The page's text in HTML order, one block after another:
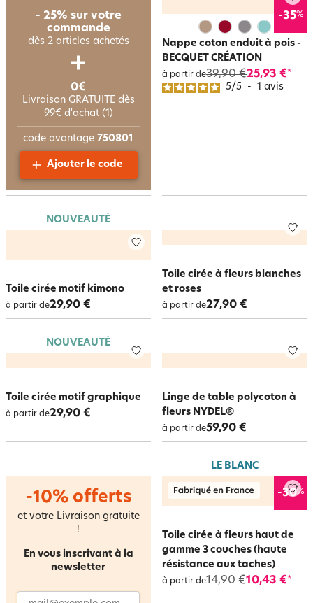
-35%
Nappe coton enduit à pois -
BECQUET CRÉATION
à partir de39,90 €25,93 €*
5/5 - 1 avis
NOUVEAUTÉ
Toile cirée motif kimono
à partir de29,90 €
Toile cirée à fleurs blanches
et roses
à partir de27,90 €
NOUVEAUTÉ
Toile cirée motif graphique
à partir de29,90 €
Linge de table polycoton à
fleurs NYDEL®
à partir de59,90 €
LE BLANC
-30%
Toile cirée à fleurs haut de
gamme 3 couches (haute
résistance aux taches)
à partir de14,90 €10,43 €*
- 25% sur votre
commande
dès 2 articles achetés
0€
Livraison GRATUITE dès
99€ d'achat (1)
code avantage 750801
Ajouter le code
-10% offerts
et votre Livraison gratuite
!
En vous inscrivant à la
newsletter
Adresse email